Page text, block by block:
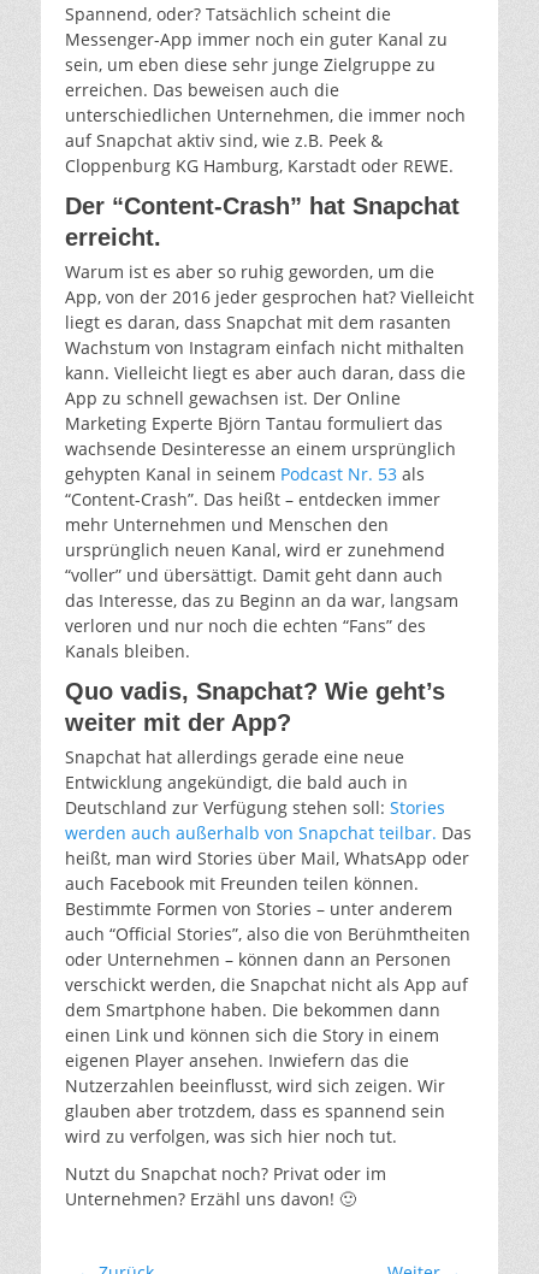
Spannend, oder? Tatsächlich scheint die
Messenger-App immer noch ein guter Kanal zu
sein, um eben diese sehr junge Zielgruppe zu
erreichen. Das beweisen auch die
unterschiedlichen Unternehmen, die immer noch
auf Snapchat aktiv sind, wie z.B. Peek &
Cloppenburg KG Hamburg, Karstadt oder REWE.
Der “Content-Crash” hat Snapchat
erreicht.
Warum ist es aber so ruhig geworden, um die
App, von der 2016 jeder gesprochen hat? Vielleicht
liegt es daran, dass Snapchat mit dem rasanten
Wachstum von Instagram einfach nicht mithalten
kann. Vielleicht liegt es aber auch daran, dass die
App zu schnell gewachsen ist. Der Online
Marketing Experte Björn Tantau formuliert das
wachsende Desinteresse an einem ursprünglich
gehypten Kanal in seinem Podcast Nr. 53 als
“Content-Crash”. Das heißt – entdecken immer
mehr Unternehmen und Menschen den
ursprünglich neuen Kanal, wird er zunehmend
“voller” und übersättigt. Damit geht dann auch
das Interesse, das zu Beginn an da war, langsam
verloren und nur noch die echten “Fans” des
Kanals bleiben.
Quo vadis, Snapchat? Wie geht’s
weiter mit der App?
Snapchat hat allerdings gerade eine neue
Entwicklung angekündigt, die bald auch in
Deutschland zur Verfügung stehen soll: Stories
werden auch außerhalb von Snapchat teilbar. Das
heißt, man wird Stories über Mail, WhatsApp oder
auch Facebook mit Freunden teilen können.
Bestimmte Formen von Stories – unter anderem
auch “Official Stories”, also die von Berühmtheiten
oder Unternehmen – können dann an Personen
verschickt werden, die Snapchat nicht als App auf
dem Smartphone haben. Die bekommen dann
einen Link und können sich die Story in einem
eigenen Player ansehen. Inwiefern das die
Nutzerzahlen beeinflusst, wird sich zeigen. Wir
glauben aber trotzdem, dass es spannend sein
wird zu verfolgen, was sich hier noch tut.
Nutzt du Snapchat noch? Privat oder im
Unternehmen? Erzähl uns davon! 🙂